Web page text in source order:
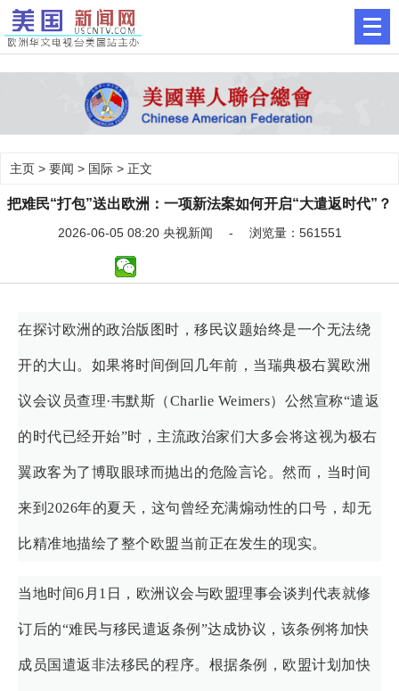
主页 > 要闻 > 国际 > 正文
把难民“打包”送出欧洲：一项新法案如何开启“大遣返时代”？
2026-06-05 08:20 央视新闻 - 浏览量：561551
在探讨欧洲的政治版图时，移民议题始终是一个无法绕
开的大山。如果将时间倒回几年前，当瑞典极右翼欧洲
议会议员查理·韦默斯（Charlie Weimers）公然宣称“遣返
的时代已经开始”时，主流政治家们大多会将这视为极右
翼政客为了博取眼球而抛出的危险言论。然而，当时间
来到2026年的夏天，这句曾经充满煽动性的口号，却无
比精准地描绘了整个欧盟当前正在发生的现实。
当地时间6月1日，欧洲议会与欧盟理事会谈判代表就修
订后的“难民与移民遣返条例”达成协议，该条例将加快
成员国遣返非法移民的程序。根据条例，欧盟计划加快